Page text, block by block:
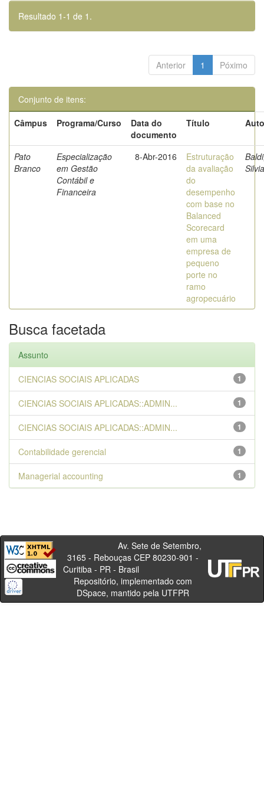
Resultado 1-1 de 1.
Anterior 1 Póximo
Conjunto de itens:
Câmpus
Programa/Curso
Data do
documento
Título
Pato
Branco
Especialização
em Gestão
Contábil e
Financeira
8-Abr-2016
Estruturação
da avaliação
do
desempenho
com base no
Balanced
Scorecard
em uma
empresa de
pequeno
porte no
ramo
agropecuário
Silvia
Busca facetada
Assunto
1
CIENCIAS SOCIAIS APLICADAS
1
CIENCIAS SOCIAIS APLICADAS::ADMIN...
1
CIENCIAS SOCIAIS APLICADAS::ADMIN...
1
Contabilidade gerencial
1
Managerial accounting
Av. Sete de Setembro,
3165 - Rebouças CEP 80230-901 -
Curitiba - PR - Brasil
Repositório, implementado com
DSpace, mantido pela UTFPR